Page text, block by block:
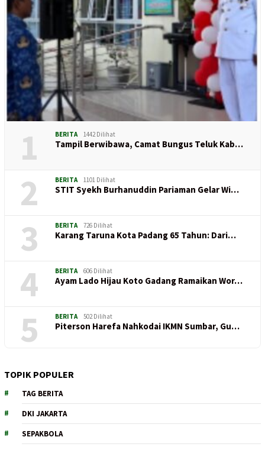
1 BERITA 1442 Dilihat
Tampil Berwibawa, Camat Bungus Teluk Kab…
2 BERITA 1101 Dilihat
STIT Syekh Burhanuddin Pariaman Gelar Wi…
3 BERITA 726 Dilihat
Karang Taruna Kota Padang 65 Tahun: Dari…
4 BERITA 606 Dilihat
Ayam Lado Hijau Koto Gadang Ramaikan Wor…
5 BERITA 502 Dilihat
Piterson Harefa Nahkodai IKMN Sumbar, Gu…
TOPIK POPULER
TAG BERITA
DKI JAKARTA
SEPAKBOLA